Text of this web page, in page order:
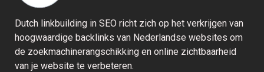
Dutch linkbuilding in SEO richt zich op het verkrijgen van
hoogwaardige backlinks van Nederlandse websites om
de zoekmachinerangschikking en online zichtbaarheid
van je website te verbeteren.